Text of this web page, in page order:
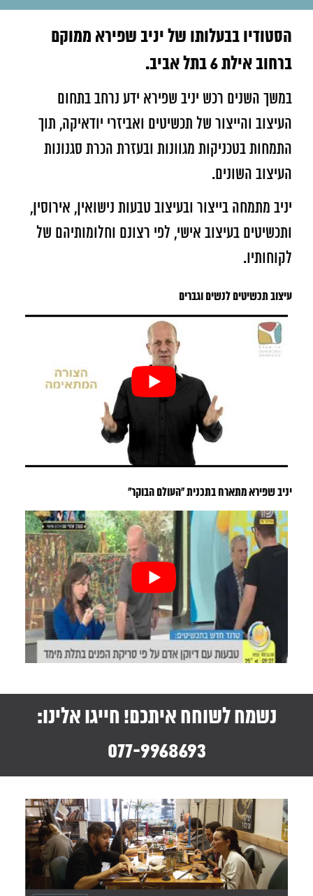
הסטודיו בבעלותו של יניב שפירא ממוקם
ברחוב אילת 6 בתל אביב.
במשך השנים רכש יניב שפירא ידע נרחב בתחום
העיצוב והייצור של תכשיטים ואביזרי יודאיקה, תוך
התמחות בטכניקות מגוונות ובעזרת הכרת סגנונות
העיצוב השונים.
יניב מתמחה בייצור ובעיצוב טבעות נישואין, אירוסין,
ותכשיטים בעיצוב אישי, לפי רצונם וחלומותיהם של
לקוחותיו.
עיצוב תכשיטים לנשים וגברים
יניב שפירא מתארח בתכנית “העולם הבוקר”
נשמח לשוחח איתכם! חייגו אלינו:
077-9968693